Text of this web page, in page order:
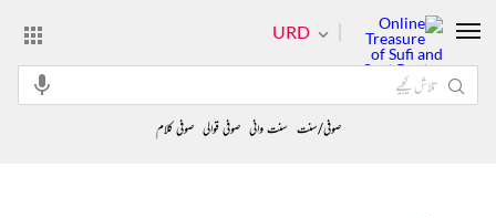
URD
صوفی/سنت سنت وانی صوفی قوالی صوفی کلام